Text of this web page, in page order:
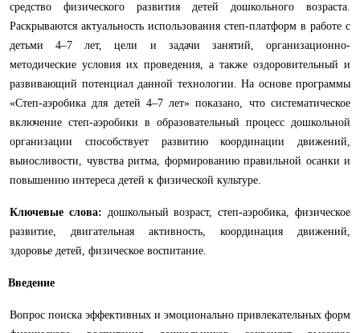
средство физического развития детей дошкольного возраста.
Раскрываются актуальность использования степ-платформ в работе с
детьми 4–7 лет, цели и задачи занятий, организационно-
методические условия их проведения, а также оздоровительный и
развивающий потенциал данной технологии. На основе программы
«Степ-аэробика для детей 4–7 лет» показано, что систематическое
включение степ-аэробики в образовательный процесс дошкольной
организации способствует развитию координации движений,
выносливости, чувства ритма, формированию правильной осанки и
повышению интереса детей к физической культуре.
Ключевые слова: дошкольный возраст, степ-аэробика, физическое
развитие, двигательная активность, координация движений,
здоровье детей, физическое воспитание.
Введение
Вопрос поиска эффективных и эмоционально привлекательных форм